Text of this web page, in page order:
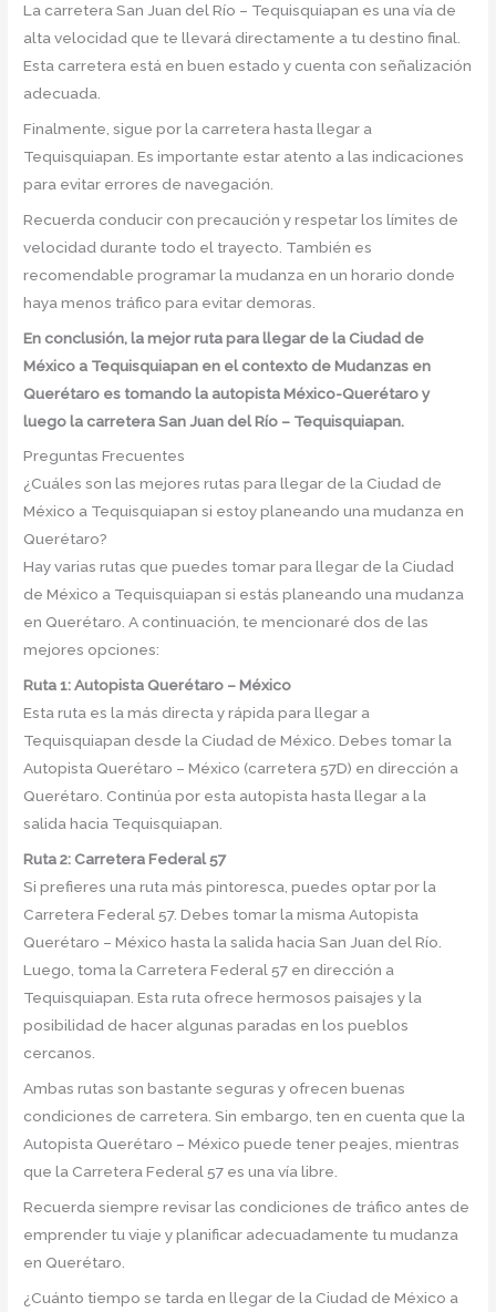
La carretera San Juan del Río – Tequisquiapan es una vía de
alta velocidad que te llevará directamente a tu destino final.
Esta carretera está en buen estado y cuenta con señalización
adecuada.
Finalmente, sigue por la carretera hasta llegar a
Tequisquiapan. Es importante estar atento a las indicaciones
para evitar errores de navegación.
Recuerda conducir con precaución y respetar los límites de
velocidad durante todo el trayecto. También es
recomendable programar la mudanza en un horario donde
haya menos tráfico para evitar demoras.
En conclusión, la mejor ruta para llegar de la Ciudad de
México a Tequisquiapan en el contexto de Mudanzas en
Querétaro es tomando la autopista México-Querétaro y
luego la carretera San Juan del Río – Tequisquiapan.
Preguntas Frecuentes
¿Cuáles son las mejores rutas para llegar de la Ciudad de
México a Tequisquiapan si estoy planeando una mudanza en
Querétaro?
Hay varias rutas que puedes tomar para llegar de la Ciudad
de México a Tequisquiapan si estás planeando una mudanza
en Querétaro. A continuación, te mencionaré dos de las
mejores opciones:
Ruta 1: Autopista Querétaro – México
Esta ruta es la más directa y rápida para llegar a
Tequisquiapan desde la Ciudad de México. Debes tomar la
Autopista Querétaro – México (carretera 57D) en dirección a
Querétaro. Continúa por esta autopista hasta llegar a la
salida hacia Tequisquiapan.
Ruta 2: Carretera Federal 57
Si prefieres una ruta más pintoresca, puedes optar por la
Carretera Federal 57. Debes tomar la misma Autopista
Querétaro – México hasta la salida hacia San Juan del Río.
Luego, toma la Carretera Federal 57 en dirección a
Tequisquiapan. Esta ruta ofrece hermosos paisajes y la
posibilidad de hacer algunas paradas en los pueblos
cercanos.
Ambas rutas son bastante seguras y ofrecen buenas
condiciones de carretera. Sin embargo, ten en cuenta que la
Autopista Querétaro – México puede tener peajes, mientras
que la Carretera Federal 57 es una vía libre.
Recuerda siempre revisar las condiciones de tráfico antes de
emprender tu viaje y planificar adecuadamente tu mudanza
en Querétaro.
¿Cuánto tiempo se tarda en llegar de la Ciudad de México a